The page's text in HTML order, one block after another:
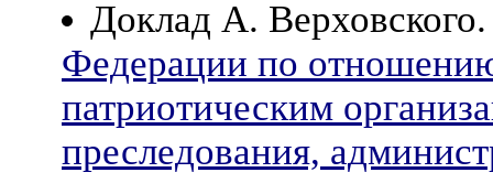
Доклад А.
Федерации по
патриотическим
преследования,